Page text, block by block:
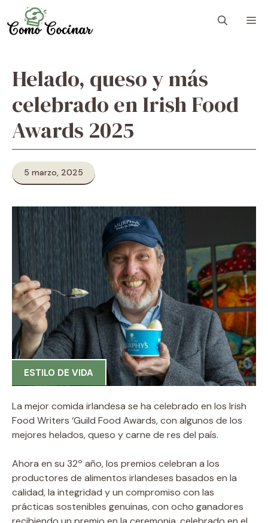
to
content
Helado, queso y más
celebrado en Irish Food
Awards 2025
5 marzo, 2025
ESTILO DE VIDA
La mejor comida irlandesa se ha celebrado en los Irish
Food Writers ‘Guild Food Awards, con algunos de los
mejores helados, queso y carne de res del país.
Ahora en su 32º año, los premios celebran a los
productores de alimentos irlandeses basados ​​en la
calidad, la integridad y un compromiso con las
prácticas sostenibles genuinas, con ocho ganadores